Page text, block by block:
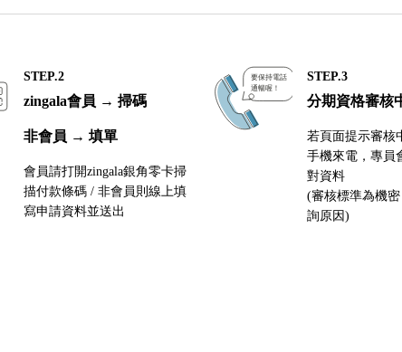
STEP.2
zingala會員 → 掃碼
非會員 → 填單
會員請打開zingala銀角零卡掃
描付款條碼 / 非會員則線上填
寫申請資料並送出
STEP.3
分期資格審核
若頁面提示審核
手機來電，專員
對資料
(審核標準為機
詢原因)